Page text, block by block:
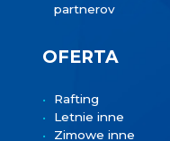
partnerov
OFERTA
Rafting
Letnie inne
Zimowe inne